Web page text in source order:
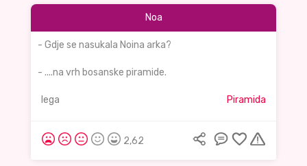
Noa
- Gdje se nasukala Noina arka?
- ....na vrh bosanske piramide.
lega Piramida
2,62